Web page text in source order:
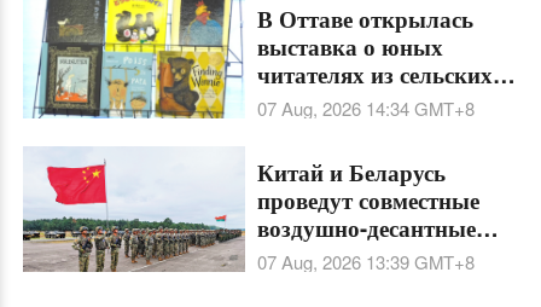
В Оттаве открылась
выставка о юных
читателях из сельских
районов Китая
07 Aug, 2026 14:34GMT+8
Китай и Беларусь
проведут совместные
воздушно-десантные
тренировки
"Шэньин-2026" в Хубэе
07 Aug, 2026 13:39GMT+8